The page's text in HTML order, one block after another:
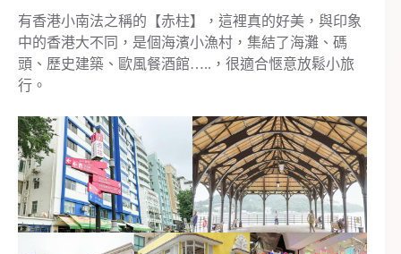
有香港小南法之稱的【赤柱】，這裡真的好美，與印象
中的香港大不同，是個海濱小漁村，集結了海灘、碼
頭、歷史建築、歐風餐酒館…..，很適合愜意放鬆小旅
行。